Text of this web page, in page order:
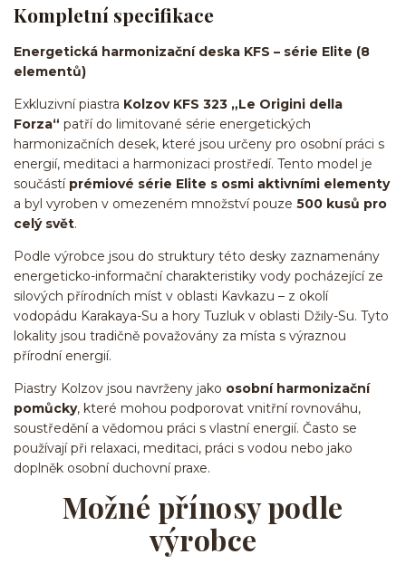
Kompletní specifikace
Energetická harmonizační deska KFS – série Elite (8
elementů)
Exkluzivní piastra Kolzov KFS 323 „Le Origini della
Forza“ patří do limitované série energetických
harmonizačních desek, které jsou určeny pro osobní práci s
energií, meditaci a harmonizaci prostředí. Tento model je
součástí prémiové série Elite s osmi aktivními elementy
a byl vyroben v omezeném množství pouze 500 kusů pro
celý svět.
Podle výrobce jsou do struktury této desky zaznamenány
energeticko-informační charakteristiky vody pocházející ze
silových přírodních míst v oblasti Kavkazu – z okolí
vodopádu Karakaya-Su a hory Tuzluk v oblasti Džily-Su. Tyto
lokality jsou tradičně považovány za místa s výraznou
přírodní energií.
Piastry Kolzov jsou navrženy jako osobní harmonizační
pomůcky, které mohou podporovat vnitřní rovnováhu,
soustředění a vědomou práci s vlastní energií. Často se
používají při relaxaci, meditaci, práci s vodou nebo jako
doplněk osobní duchovní praxe.
Možné přínosy podle
výrobce